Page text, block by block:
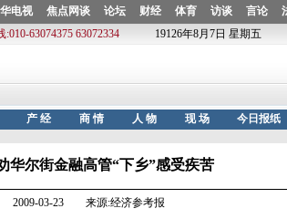
华尔街金融高管“下乡”感受疾苦
2009-03-23 来源:经济参考报